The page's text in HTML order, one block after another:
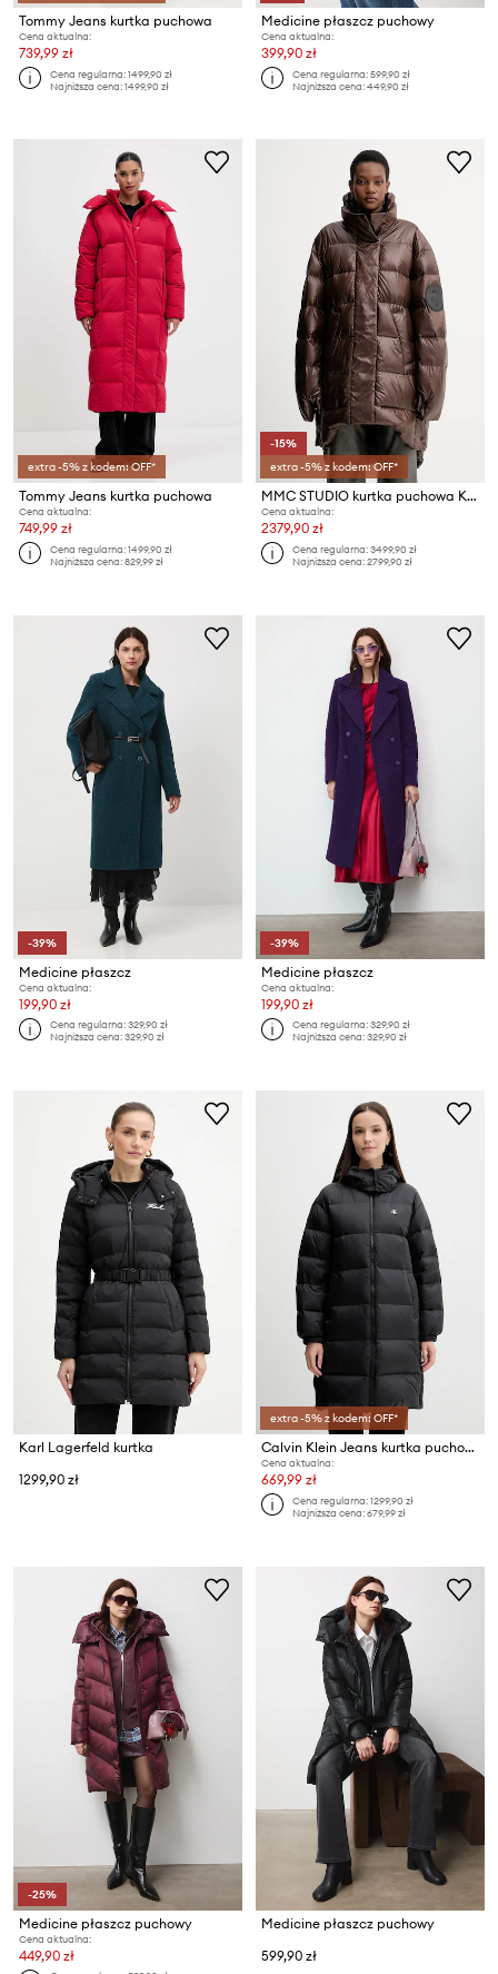
Tommy Jeans kurtka puchowa
Cena aktualna:
739,99 zł
Cena regularna:1499,90 zł
Najniższa cena:1499,90 zł
Medicine płaszcz puchowy
Cena aktualna:
399,90 zł
Cena regularna:599,90 zł
Najniższa cena:449,90 zł
extra -5% z kodem: OFF*
Tommy Jeans kurtka puchowa
Cena aktualna:
749,99 zł
Cena regularna:1499,90 zł
Najniższa cena:829,99 zł
-15%
extra -5% z kodem: OFF*
MMC STUDIO kurtka puchowa KARE
Cena aktualna:
2379,90 zł
Cena regularna:3499,90 zł
Najniższa cena:2799,90 zł
-39%
Medicine płaszcz
Cena aktualna:
199,90 zł
Cena regularna:329,90 zł
Najniższa cena:329,90 zł
-39%
Medicine płaszcz
Cena aktualna:
199,90 zł
Cena regularna:329,90 zł
Najniższa cena:329,90 zł
Karl Lagerfeld kurtka
1299,90 zł
extra -5% z kodem: OFF*
Calvin Klein Jeans kurtka puchowa
Cena aktualna:
669,99 zł
Cena regularna:1299,90 zł
Najniższa cena:679,99 zł
-25%
Medicine płaszcz puchowy
Cena aktualna:
449,90 zł
Medicine płaszcz puchowy
599,90 zł